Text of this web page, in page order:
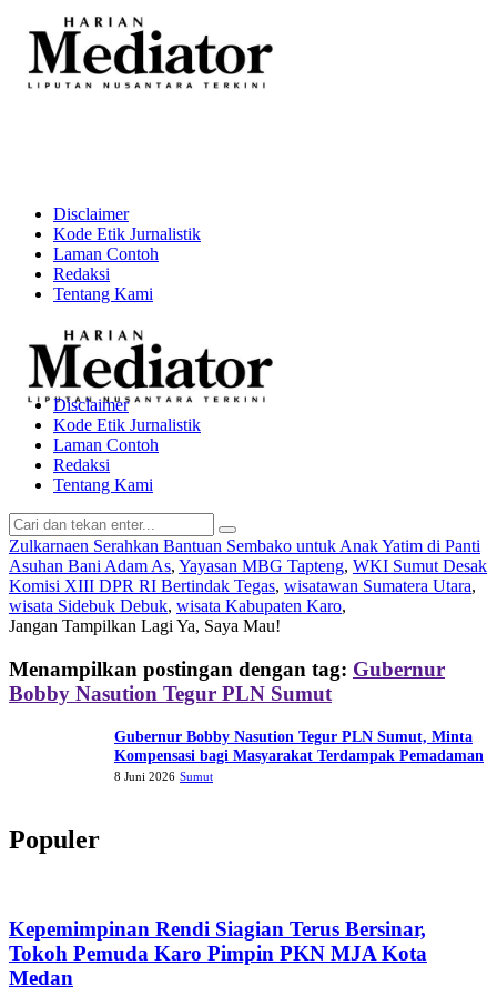
Disclaimer
Kode Etik Jurnalistik
Laman Contoh
Redaksi
Tentang Kami
Disclaimer
Kode Etik Jurnalistik
Laman Contoh
Redaksi
Tentang Kami
Zulkarnaen Serahkan Bantuan Sembako untuk Anak Yatim di Panti
Asuhan Bani Adam As, Yayasan MBG Tapteng, WKI Sumut Desak
Komisi XIII DPR RI Bertindak Tegas, wisatawan Sumatera Utara,
wisata Sidebuk Debuk, wisata Kabupaten Karo,
Jangan Tampilkan Lagi Ya, Saya Mau!
Menampilkan postingan dengan tag: Gubernur
Bobby Nasution Tegur PLN Sumut
Gubernur Bobby Nasution Tegur PLN Sumut, Minta
Kompensasi bagi Masyarakat Terdampak Pemadaman
8 Juni 2026 Sumut
Populer
Kepemimpinan Rendi Siagian Terus Bersinar,
Tokoh Pemuda Karo Pimpin PKN MJA Kota
Medan